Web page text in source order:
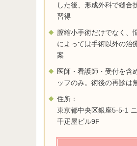
した後、形成外科で縫合
習得
膣縮小手術だけでなく、
によっては手術以外の治
案
医師・看護師・受付を含
ッフのみ。術後の再診は
住所：
東京都中央区銀座5-5-1
千疋屋ビル9F